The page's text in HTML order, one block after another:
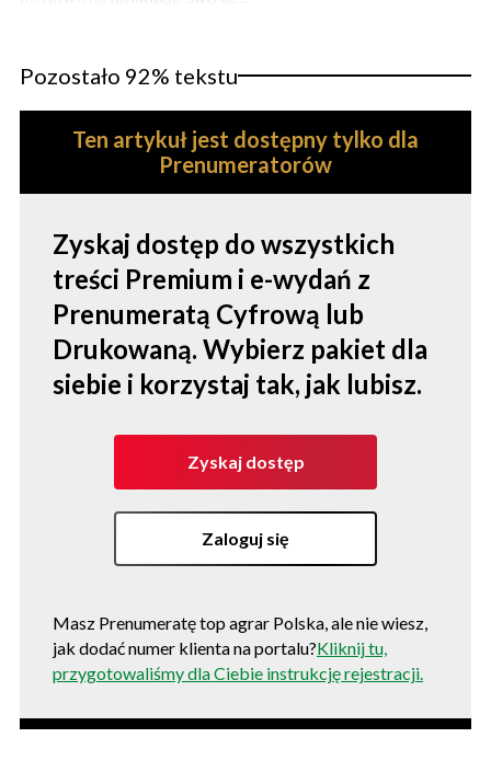
Pozostało 92% tekstu
Ten artykuł jest dostępny tylko dla
Prenumeratorów
Zyskaj dostęp do wszystkich
treści Premium i e-wydań z
Prenumeratą Cyfrową lub
Drukowaną. Wybierz pakiet dla
siebie i korzystaj tak, jak lubisz.
Zyskaj dostęp
Zaloguj się
Masz Prenumeratę top agrar Polska, ale nie wiesz,
jak dodać numer klienta na portalu?Kliknij tu,
przygotowaliśmy dla Ciebie instrukcję rejestracji.